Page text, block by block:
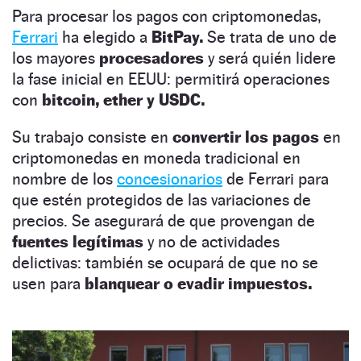
Para procesar los pagos con criptomonedas,
Ferrari ha elegido a BitPay. Se trata de uno de
los mayores procesadores y será quién lidere
la fase inicial en EEUU: permitirá operaciones
con bitcoin, ether y USDC.
Su trabajo consiste en convertir los pagos en
criptomonedas en moneda tradicional en
nombre de los concesionarios de Ferrari para
que estén protegidos de las variaciones de
precios. Se asegurará de que provengan de
fuentes legítimas y no de actividades
delictivas: también se ocupará de que no se
usen para blanquear o evadir impuestos.